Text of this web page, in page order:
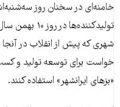
خامنه‌‌ای در سخنان روز
شهری که پیش از انقلاب در آنجا
خواست برای توسعه تولید و
«بزهای ایرانشهر» استفاده کنند.